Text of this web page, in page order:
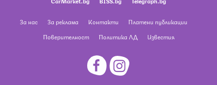
За нас За реклама Контакти
Платени публикации
Поверителност
Политика ЛД Известия